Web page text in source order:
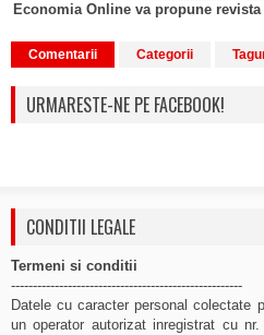
Economia Online va propune
Comentarii Categorii
URMARESTE-NE PE FACEBOOK!
CONDITII LEGALE
Termeni si conditii
-----------------------------------------------------
Datele cu caracter personal colectate
un operator autorizat inregistrat cu